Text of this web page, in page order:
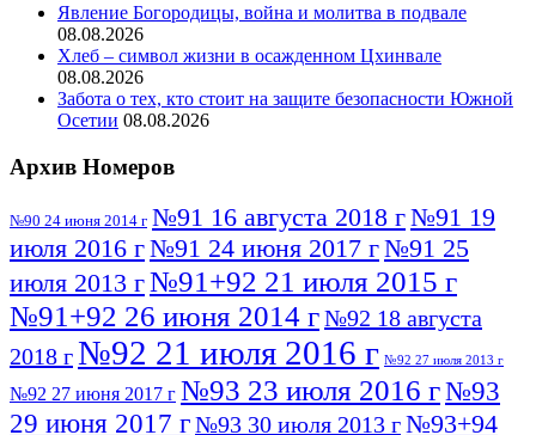
Явление Богородицы, война и молитва в подвале
08.08.2026
Хлеб – символ жизни в осажденном Цхинвале
08.08.2026
Забота о тех, кто стоит на защите безопасности Южной
Осетии 08.08.2026
Архив Номеров
№90 24 июня 2014 г №91 16 августа 2018 г№91 19
июля 2016 г№91 24 июня 2017 г№91 25
июля 2013 г№91+92 21 июля 2015 г
№91+92 26 июня 2014 г№92 18 августа
2018 г№92 21 июля 2016 г №92 27 июля 2013 г
№92 27 июня 2017 г №93 23 июля 2016 г№93
29 июня 2017 г№93 30 июля 2013 г№93+94